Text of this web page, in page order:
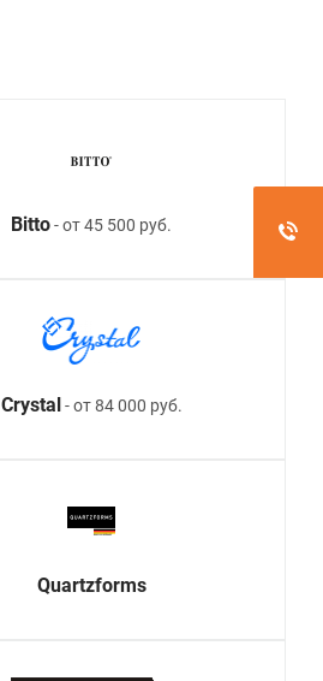
Bitto- от 45 500 руб.
Crystal - от 84 000 руб.
Quartzforms